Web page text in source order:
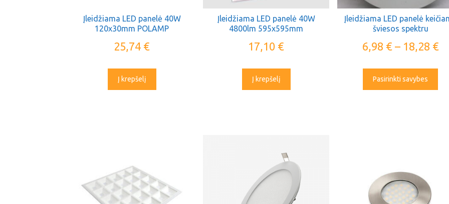
Įleidžiama LED panelė 40W
120x30mm POLAMP
25,74 €
Į krepšelį
Įleidžiama LED panelė 40W
4800lm 595x595mm
17,10 €
Į krepšelį
Įleidžiama LED panelė
šviesos spektru
6,98 € – 18,28 €
Pasirinkti savybes